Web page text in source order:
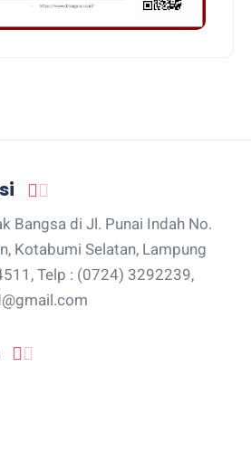
Bangsa di Jl. Punai Indah No.
Kotabumi Selatan, Lampung
Telp : (0724) 3292239,